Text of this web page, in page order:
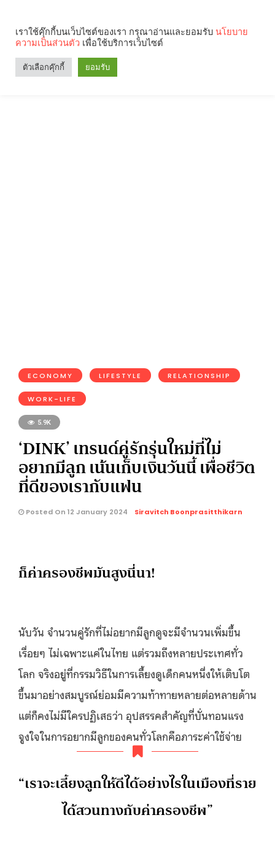
ECONOMY LIFESTYLE RELATIONSHIP
WORK-LIFE
5.9K
‘DINK’ เทรนด์คู่รักรุ่นใหม่ที่ไม่
อยากมีลูก เน้นเก็บเงินวันนี้ เพื่อชีวิต
ที่ดีของเรากับแฟน
Posted On 12 January 2024 Siravitch Boonprasitthikarn
ก็ค่าครองชีพมันสูงนี่นา!
นับวัน จำนวนคู่รักที่ไม่อยากมีลูกดูจะมีจำนวนเพิ่มขึ้น
เรื่อยๆ ไม่เฉพาะแค่ในไทย แต่รวมถึงหลายประเทศทั่ว
โลก จริงอยู่ที่กรรมวิธีในการเลี้ยงดูเด็กคนหนึ่งให้เติบโต
ขึ้นมาอย่างสมบูรณ์ย่อมมีความท้าทายหลายต่อหลายด้าน
แต่ก็คงไม่มีใครปฏิเสธว่า อุปสรรคสำคัญที่บั่นทอนแรง
จูงใจในการอยากมีลูกของคนทั่วโลกคือภาระค่าใช้จ่าย
“เราจะเลี้ยงลูกให้ดีได้อย่างไรในเมืองที่ราย
ได้สวนทางกับค่าครองชีพ”
เราใช้คุ๊กกี้บนเว็บไซต์ของเรา กรุณาอ่านและยอมรับ นโยบาย
ความเป็นส่วนตัว เพื่อใช้บริการเว็บไซต์
ตัวเลือกคุ๊กกี้ ยอมรับ